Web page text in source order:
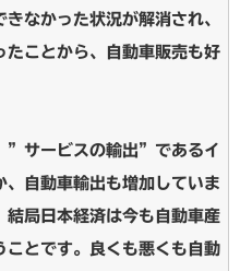
なかった状況が解消され、
たことから、自動車販売も好
”サービスの輸出”であるイ
、自動車輸出も増加していま
結局日本経済は今も自動車産
ことです。良くも悪くも自動